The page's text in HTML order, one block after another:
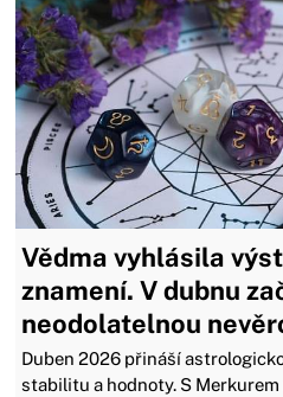
Vědma vyhlásila
znamení. V dubnu
neodolatelnou
Duben 2026 přináší
stabilitu a hodnoty. S